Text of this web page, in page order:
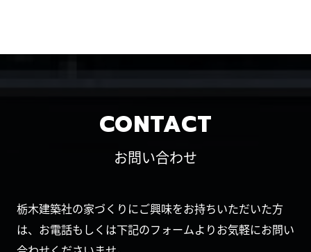
CONTACT
お問い合わせ
栃木建築社の家づくりにご興味をお持ちいただいた方
は、お電話もしくは下記のフォームよりお気軽にお問い